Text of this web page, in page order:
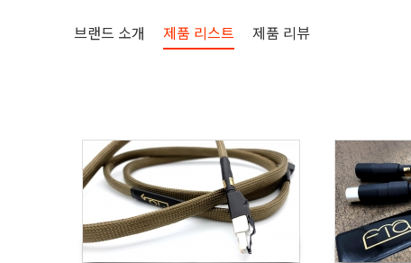
브랜드 소개 제품 리스트 제품 리뷰